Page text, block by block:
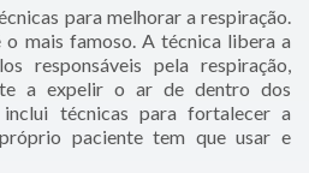
para melhorar a respiração.
mais famoso. A técnica libera a
responsáveis pela respiração,
a expelir o ar de dentro dos
inclui técnicas para fortalecer a
paciente tem que usar e